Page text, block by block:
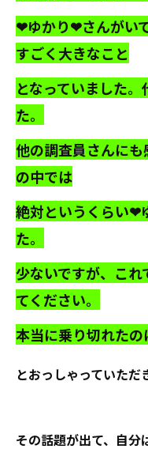
❤ゆかり❤さんがい
すごく大きなこと
となっていました
た。
他の調査員さんに
の中では
絶対というくらい❤
た。
少ないですが、これ
てください。
本当に乗り切れたの
とおっしゃっていただ
その話題が出て、自分